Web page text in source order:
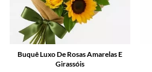
Buquê Luxo De Rosas Amarelas E
Girassóis